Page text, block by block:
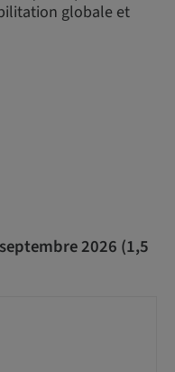
globale et
2026 (1,5